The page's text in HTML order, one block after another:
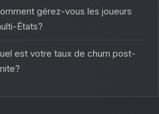
gérez-vous les joueurs
États?
est votre taux de churn post-